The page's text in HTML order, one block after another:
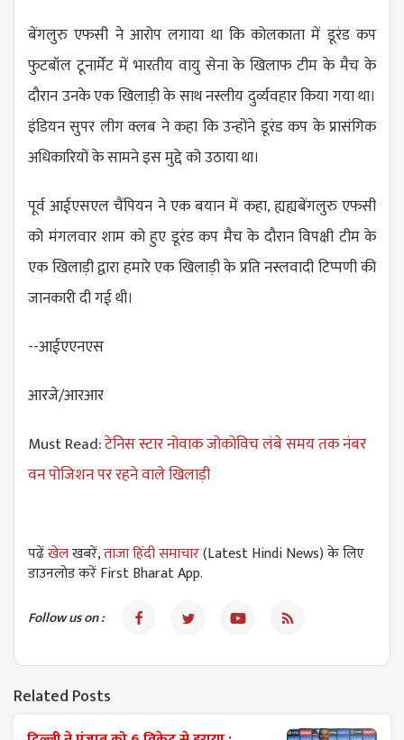
बेंगलुरु एफसी ने आरोप लगाया था कि कोलकाता में डूरंड कप
फुटबॉल टूनार्मेंट में भारतीय वायु सेना के खिलाफ टीम के मैच के
दौरान उनके एक खिलाड़ी के साथ नस्लीय दुर्व्यवहार किया गया था।
इंडियन सुपर लीग क्लब ने कहा कि उन्होंने डूरंड कप के प्रासंगिक
अधिकारियों के सामने इस मुद्दे को उठाया था।
पूर्व आईएसएल चैंपियन ने एक बयान में कहा, ह्यह्यबेंगलुरु एफसी
को मंगलवार शाम को हुए डूरंड कप मैच के दौरान विपक्षी टीम के
एक खिलाड़ी द्वारा हमारे एक खिलाड़ी के प्रति नस्लवादी टिप्पणी की
जानकारी दी गई थी।
--आईएएनएस
आरजे/आरआर
Must Read:टेनिस स्टार नोवाक जोकोविच लंबे समय तक नंबर
वन पोजिशन पर रहने वाले खिलाड़ी
पढेंखेलखबरें,ताजा हिंदी समाचार(Latest Hindi News) के लिए
डाउनलोड करें First Bharat App.
Follow us on :
Related Posts